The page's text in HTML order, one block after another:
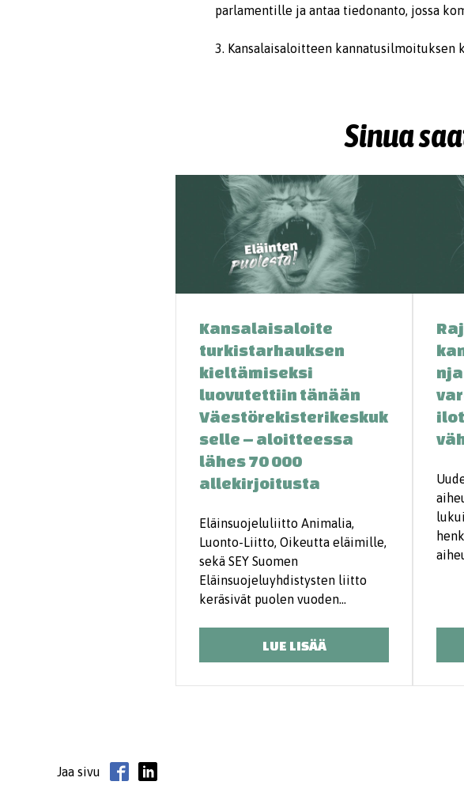
parlamentille ja antaa tiedonanto, jossa
3. Kansalaisaloitteen kannatusilmoituksen
Sinua
Kansalaisaloite
turkistarhauksen
kieltämiseksi
luovutettiin tänään
Väestörekisterikeskuk
selle – aloitteessa
lähes 70 000
allekirjoitusta
Eläinsuojeluliitto Animalia,
Luonto-Liitto, Oikeutta eläimille,
sekä SEY Suomen
Eläinsuojeluyhdistysten liitto
keräsivät puolen vuoden…
LUE LISÄÄ
Jaa sivu